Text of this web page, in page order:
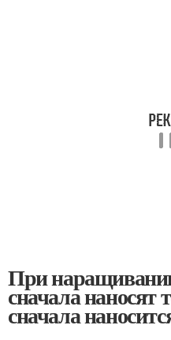
При
сначала наносят
сначала